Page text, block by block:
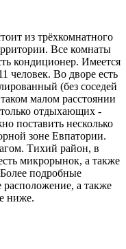
из трёхкомнатного
Все комнаты
кондиционер. Имеется
человек. Во дворе есть
(без соседей
малом расстоянии
отдыхающих -
поставить несколько
зоне Евпатории.
Тихий район, в
микрорынок, а также
подробные
расположение, а также
ниже.